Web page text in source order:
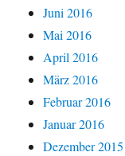
Juni 2016
Mai 2016
April 2016
März 2016
Februar 2016
Januar 2016
Dezember 2015